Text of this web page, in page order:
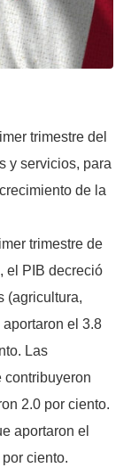
trimestre del
y servicios, para
de la
trimestre de
el PIB decreció
(agricultura,
el 3.8
Las
contribuyeron
2.0 por ciento.
aportaron el
ciento.